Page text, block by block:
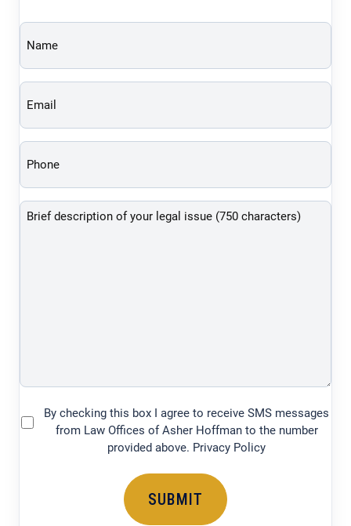
Brief
description
(Required)
By checking this box I agree to receive SMS messages
from Law Offices of Asher Hoffman to the number
provided above. Privacy Policy